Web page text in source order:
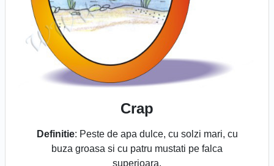
Crap
Definitie: Peste de apa dulce, cu solzi mari, cu
buza groasa si cu patru mustati pe falca
superioara.